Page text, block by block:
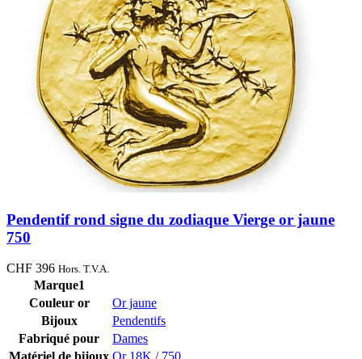
Pendentif rond signe du zodiaque Vierge or jaune
750
CHF 396 Hors. T.V.A.
Marque1
Couleur or
Or jaune
Bijoux
Pendentifs
Fabriqué pour
Dames